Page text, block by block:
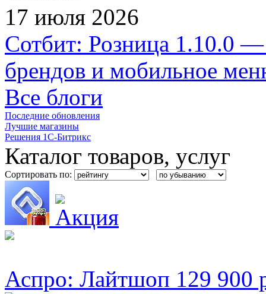
17 июля 2026
Сотбит: Розница 1.10.0 —
брендов и мобильное
Все блоги
Последние обновления
Лучшие магазины
Решения 1С-Битрикс
Каталог товаров, услуг
Сортировать по:
Аспро: Лайтшоп 129 900